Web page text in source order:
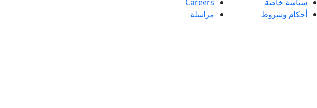
سياسة خاصة
أحكام وشروط
Careers
مراسلة